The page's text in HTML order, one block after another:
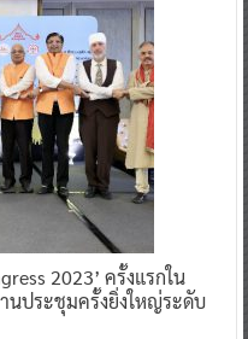
2023’ ครั้งแรกใน
นประชุมครั้งยิ่งใหญ่ระดับ